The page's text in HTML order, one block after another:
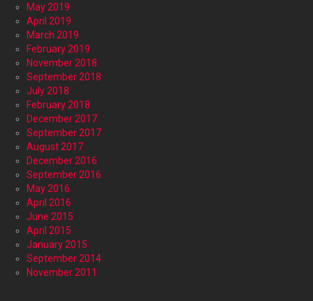
May 2019
April 2019
March 2019
February 2019
November 2018
September 2018
July 2018
February 2018
December 2017
September 2017
August 2017
December 2016
September 2016
May 2016
April 2016
June 2015
April 2015
January 2015
September 2014
November 2011